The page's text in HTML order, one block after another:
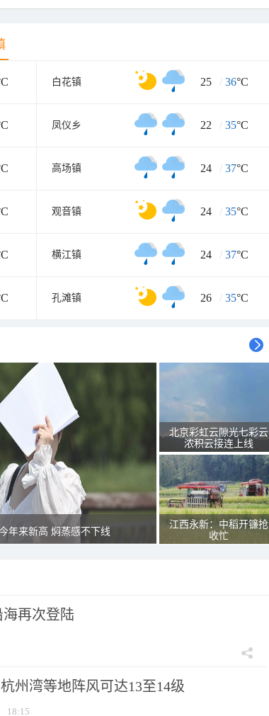
白花镇 25 / 36°C
凤仪乡 22 / 35°C
高场镇 24 / 37°C
观音镇 24 / 35°C
横江镇 24 / 37°C
孔滩镇 26 / 35°C
年来新高 焖蒸感不下线
北京彩虹云隙光七彩云
浓积云接连上线
江西永新：中稻开镰抢
收忙
海再次登陆
州湾等地阵风可达13至14级
18:15